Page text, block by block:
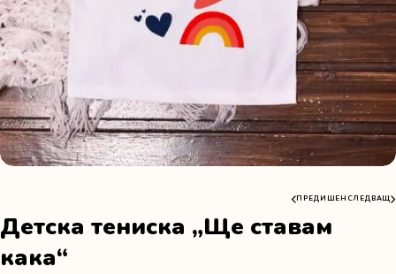
ПРЕДИШЕН СЛЕДВАЩ
Детска тениска „Ще ставам
кака“